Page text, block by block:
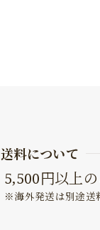
送料について
5,500円以上
※海外発送は別途送